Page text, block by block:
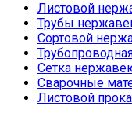
Листовой
Трубы
Сортовой
Сетка
Сварочные
Листовой